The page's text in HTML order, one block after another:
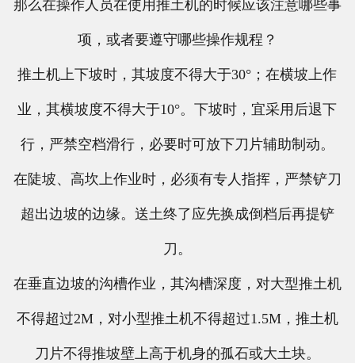
那么在操作人员在使用推土机的时候应该注意哪些事
项，或者要遵守哪些操作规程？
推土机上下坡时，其坡度不得大于30°；在横坡上作
业，其横坡度不得大于10°。下坡时，宜采用后退下
行，严禁空档滑行，必要时可放下刀片辅助制动。
在陡坡、高坎上作业时，必须有专人指挥，严禁铲刀
超出边坡的边缘。送土终了应先换成倒档后再提铲
刀。
在垂直边坡的沟槽作业，其沟槽深度，对大型推土机
不得超过2M，对小型推土机不得超过1.5M，推土机
刀片不得推坡壁上高于机身的孤石或大土块。